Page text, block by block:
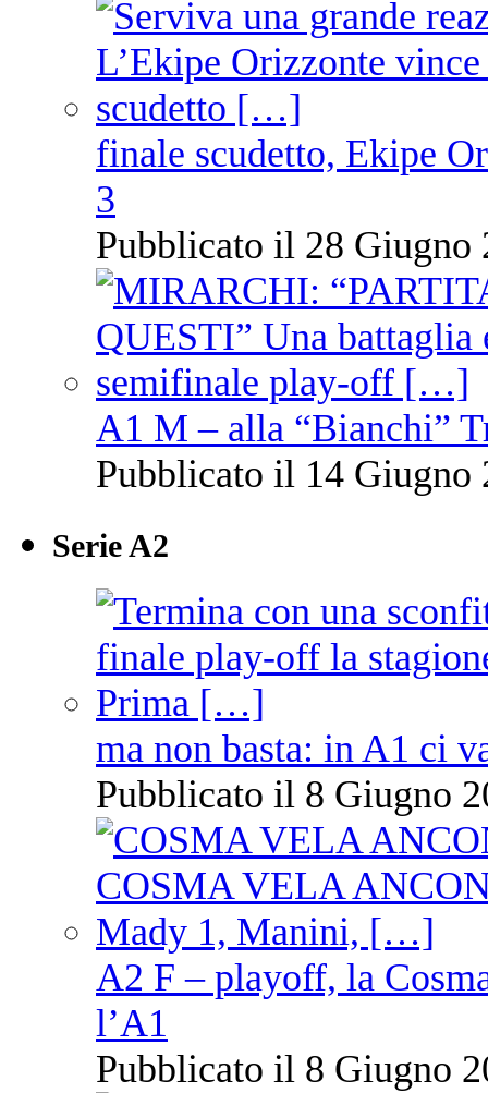
finale scudetto, Ekipe
3
Pubblicato il 28 Giugno
A1 M – alla “Bianchi”
Pubblicato il 14 Giugno
Serie A2
ma non basta: in A1 ci
Pubblicato il 8 Giugno
A2 F – playoff, la
l’A1
Pubblicato il 8 Giugno